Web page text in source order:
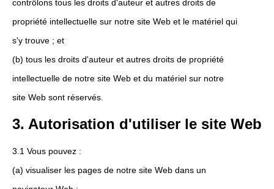
contrôlons tous les droits d'auteur et autres droits de
propriété intellectuelle sur notre site Web et le matériel qui
s'y trouve ; et
(b) tous les droits d'auteur et autres droits de propriété
intellectuelle de notre site Web et du matériel sur notre
site Web sont réservés.
3. Autorisation d'utiliser le site Web
3.1 Vous pouvez :
(a) visualiser les pages de notre site Web dans un